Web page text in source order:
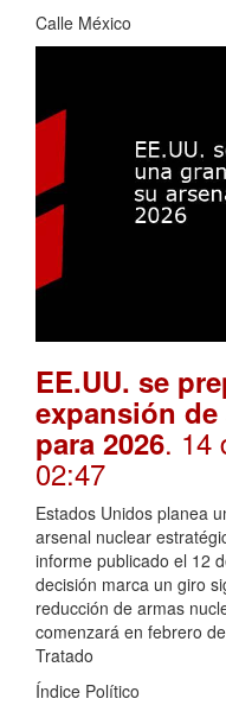
Calle México
EE.UU. se
expansión
para 2026. 14
02:47
Estados Unidos planea
arsenal nuclear
informe publicado el 12
decisión marca un giro
reducción de armas
comenzará en febrero
Tratado
Índice Político